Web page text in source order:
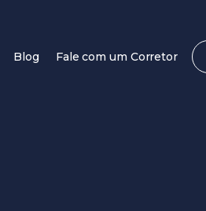
Blog Fale com um Corretor